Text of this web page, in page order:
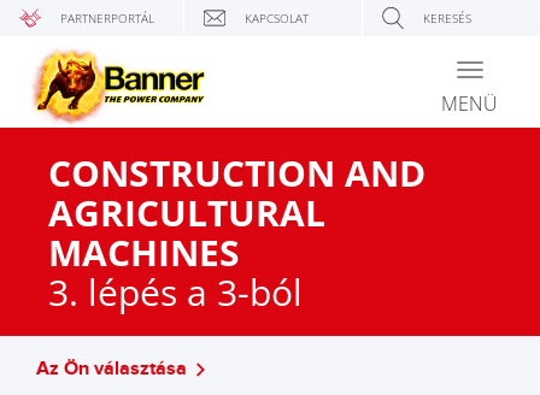
PARTNERPORTÁL KAPCSOLAT KERESÉS
Toggle
MENÜ
CONSTRUCTION AND
AGRICULTURAL
MACHINES
3. lépés a 3-ból
Az Ön választása